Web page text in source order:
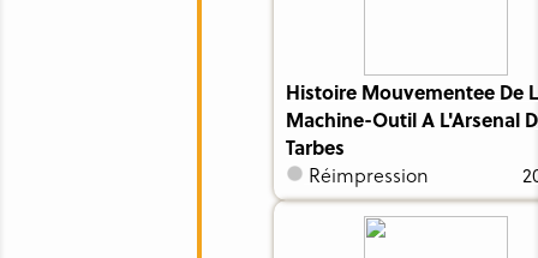
Histoire Mouvementee De
Machine-Outil A L'Arsenal
Tarbes
Réimpression